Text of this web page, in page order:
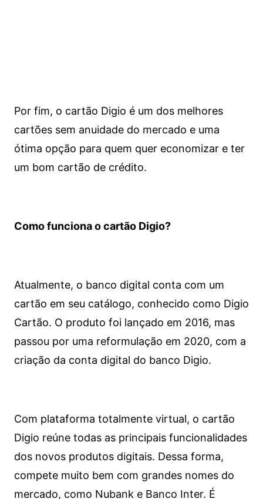
Por fim, o cartão Digio é um dos melhores
cartões sem anuidade do mercado e uma
ótima opção para quem quer economizar e ter
um bom cartão de crédito.
Como funciona o cartão Digio?
Atualmente, o banco digital conta com um
cartão em seu catálogo, conhecido como Digio
Cartão. O produto foi lançado em 2016, mas
passou por uma reformulação em 2020, com a
criação da conta digital do banco Digio.
Com plataforma totalmente virtual, o cartão
Digio reúne todas as principais funcionalidades
dos novos produtos digitais. Dessa forma,
compete muito bem com grandes nomes do
mercado, como Nubank e Banco Inter. É